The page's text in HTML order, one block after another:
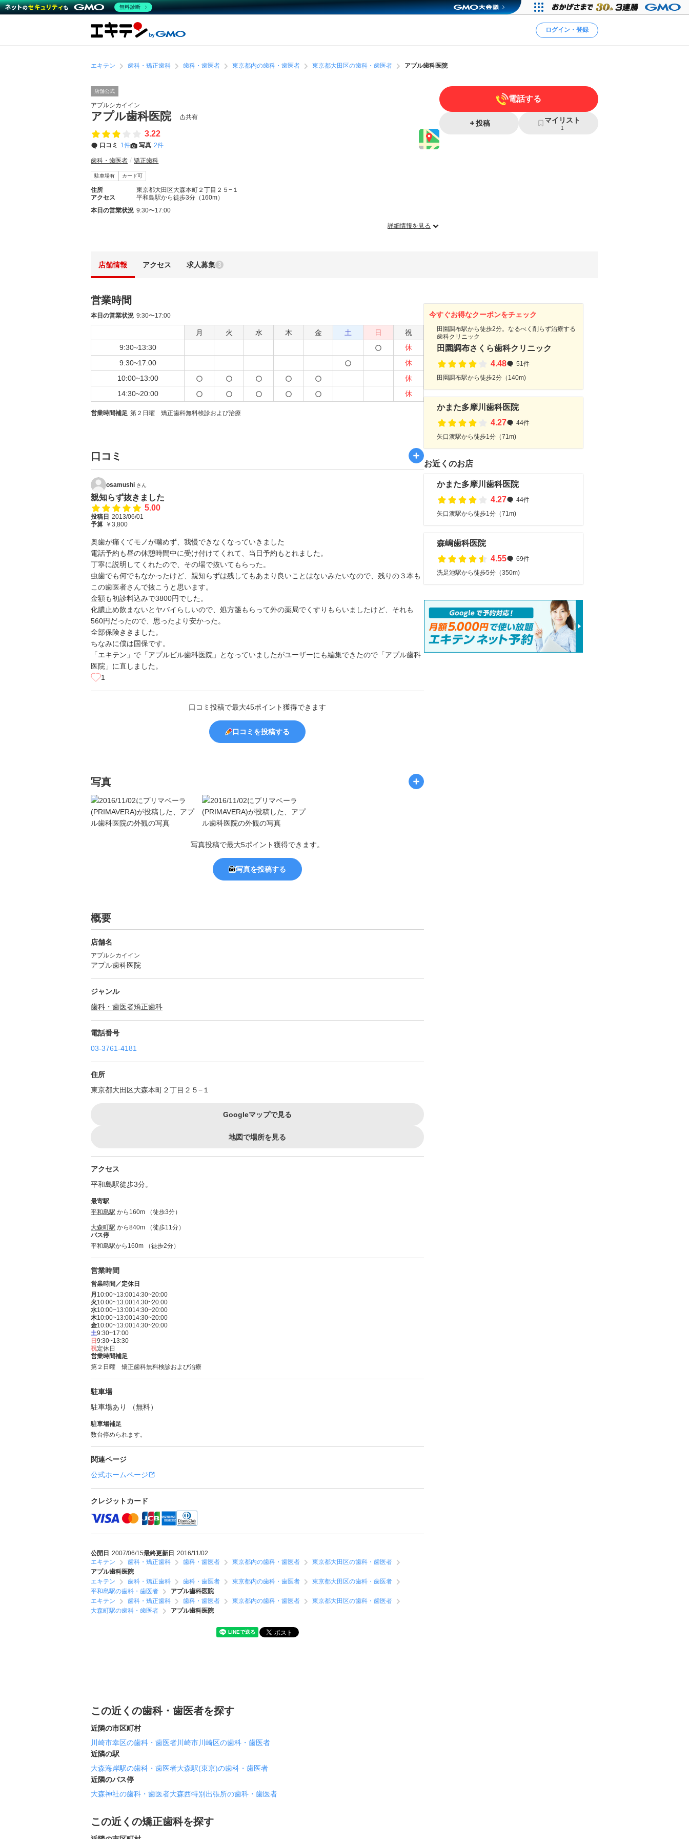
ログイン・登録
エキテン 歯科・矯正歯科 歯科・歯医者 東京都内の歯科・歯医者 東京都大田区の歯科・歯医者 アプル歯科医院
店舗公式
アプルシカイイン
アプル歯科医院 共有
3.22
口コミ 1件 写真 2件
歯科・歯医者 矯正歯科
駐車場有 カード可
住所
東京都大田区大森本町２丁目２５−１
アクセス
平和島駅から徒歩3分（160m）
本日の営業状況 9:30〜17:00
詳細情報を見る
電話する
投稿 マイリスト
1
店舗情報 アクセス 求人募集 3
営業時間
本日の営業状況 9:30〜17:00
月 火 水 木 金 土 日
祝
9:30~13:30
休
9:30~17:00
休
10:00~13:00
休
14:30~20:00
休
営業時間補足 第２日曜 矯正歯科無料検診および治療
口コミ
osamushi さん
親知らず抜きました
5.00
投稿日 2013/06/01
予算 ￥3,800
奥歯が痛くてモノが噛めず、我慢できなくなっていきました
電話予約も昼の休憩時間中に受け付けてくれて、当日予約もとれました。
丁寧に説明してくれたので、その場で抜いてもらった。
虫歯でも何でもなかったけど、親知らずは残してもあまり良いことはないみたいなので、残りの３本も
この歯医者さんで抜こうと思います。
金額も初診料込みで3800円でした。
化膿止め飲まないとヤバイらしいので、処方箋もらって外の薬局でくすりもらいましたけど、それも
560円だったので、思ったより安かった。
全部保険ききました。
ちなみに僕は国保です。
「エキテン」で「アプルビル歯科医院」となっていましたがユーザーにも編集できたので「アプル歯科
医院」に直しました。
1
口コミ投稿で最大45ポイント獲得できます
口コミを投稿する
写真
写真投稿で最大5ポイント獲得できます。
写真を投稿する
概要
店舗名
アプルシカイイン
アプル歯科医院
ジャンル
歯科・歯医者矯正歯科
電話番号
03-3761-4181
住所
東京都大田区大森本町２丁目２５−１
Googleマップで見る
地図で場所を見る
アクセス
平和島駅徒歩3分。
最寄駅
平和島駅 から160m （徒歩3分）
大森町駅 から840m （徒歩11分）
バス停
平和島駅から160m （徒歩2分）
営業時間
営業時間／定休日
月 10:00~13:0014:30~20:00
火10:00~13:0014:30~20:00
水10:00~13:0014:30~20:00
木10:00~13:0014:30~20:00
金10:00~13:0014:30~20:00
土9:30~17:00
日 9:30~13:30
祝定休日
営業時間補足
第２日曜 矯正歯科無料検診および治療
駐車場
駐車場あり （無料）
駐車場補足
数台停められます。
関連ページ
公式ホームページ
クレジットカード
公開日 2007/06/15最終更新日 2016/11/02
エキテン
歯科・矯正歯科 歯科・歯医者 東京都内の歯科・歯医者
東京都大田区の歯科・歯医者
アプル歯科医院
エキテン
歯科・矯正歯科 歯科・歯医者 東京都内の歯科・歯医者
東京都大田区の歯科・歯医者
平和島駅の歯科・歯医者
アプル歯科医院
エキテン
歯科・矯正歯科 歯科・歯医者 東京都内の歯科・歯医者
東京都大田区の歯科・歯医者
大森町駅の歯科・歯医者
アプル歯科医院
今すぐお得なクーポンをチェック
田園調布駅から徒歩2分。なるべく削らず治療する
歯科クリニック
田園調布さくら歯科クリニック
4.48
51件
田園調布駅から徒歩2分（140m)
かまた多摩川歯科医院
4.27
44件
矢口渡駅から徒歩1分（71m)
お近くのお店
かまた多摩川歯科医院
4.27
44件
矢口渡駅から徒歩1分（71m)
森嶋歯科医院
4.55
69件
洗足池駅から徒歩5分（350m)
この近くの歯科・歯医者を探す
近隣の市区町村
川崎市幸区の歯科・歯医者川崎市川崎区の歯科・歯医者
近隣の駅
大森海岸駅の歯科・歯医者大森駅(東京)の歯科・歯医者
近隣のバス停
大森神社の歯科・歯医者大森西特別出張所の歯科・歯医者
この近くの矯正歯科を探す
無料診断